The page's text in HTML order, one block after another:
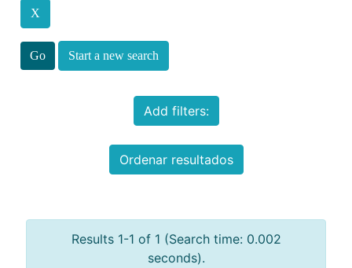
Start a new search
Add filters:
Ordenar resultados
Results 1-1 of 1 (Search time: 0.002
seconds).